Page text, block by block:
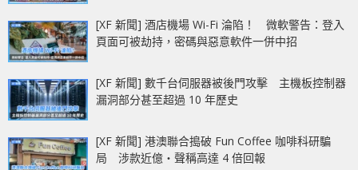
[XF 新聞] 酒店機場 Wi-Fi 淪陷！ 微軟警告：登入
頁面可被劫持，密碼與惡意軟件一併中招
[XF 新聞] 數千台伺服器被後門攻擊 主機板控制器
漏洞部分甚至超過 10 年歷史
[XF 新聞] 港澳聯合搗破 Fun Coffee 咖啡科研騙
局 涉款近億‧聲稱高達 4 倍回報